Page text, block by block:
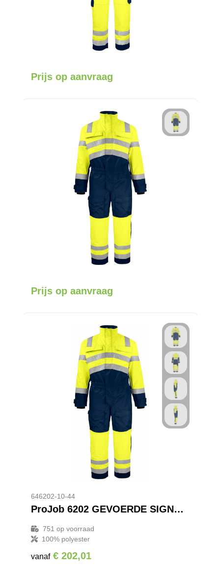
Prijs op aanvraag
Prijs op aanvraag
646202-10-44
ProJob 6202 GEVOERDE SIGNALISATIEOVERALL EN ISO 20471 KLASSE 3
751 op voorraad
100% polyester
vanaf € 202,01